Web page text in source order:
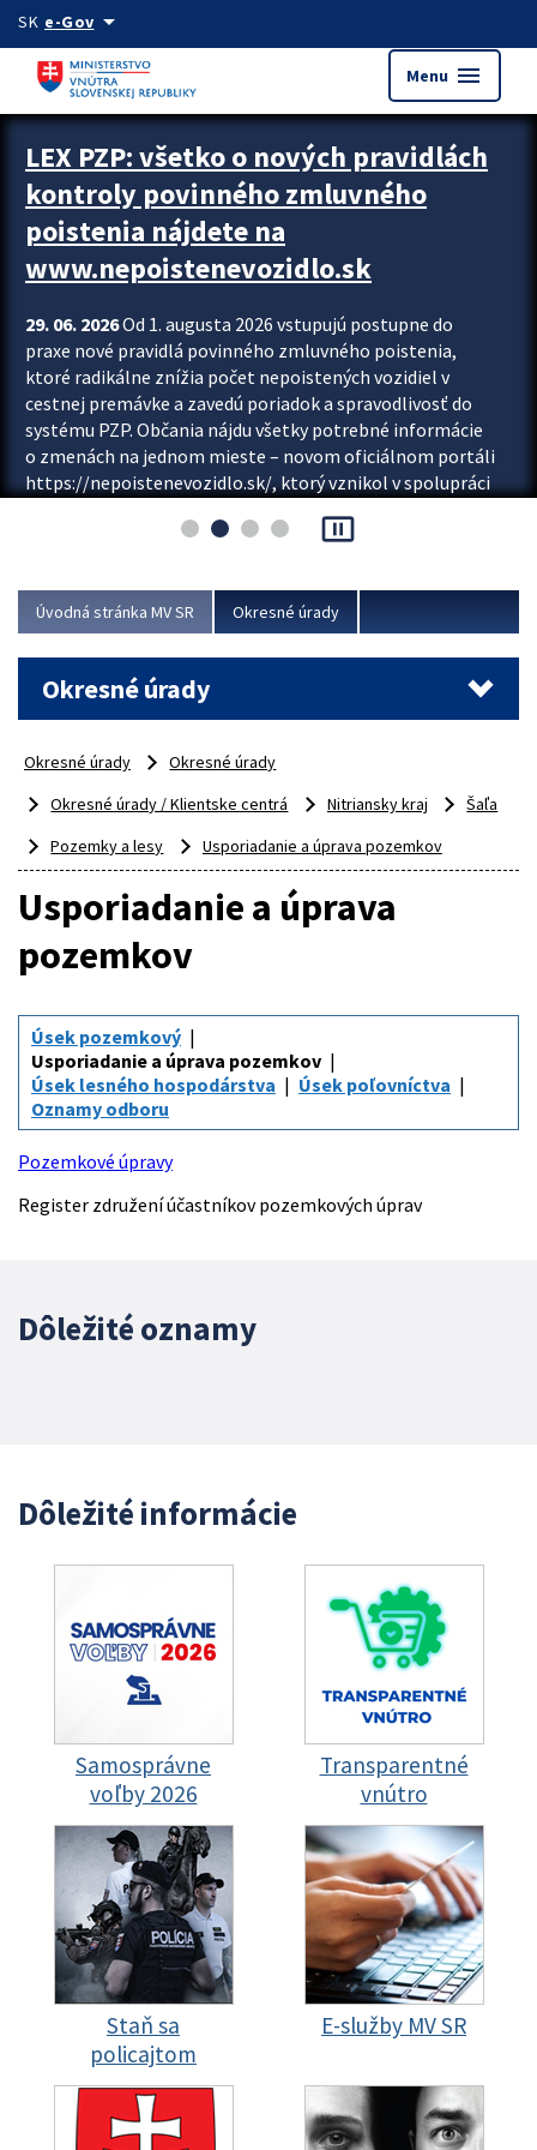
Preskocit na hlavný obsah
SK e-Govarrow_drop_down
Menu menu
Zastavit automatický posun upútavok
LEX PZP: všetko o nových pravidlách
kontroly povinného zmluvného
poistenia nájdete na
www.nepoistenevozidlo.sk
29. 06. 2026Od 1. augusta 2026 vstupujú postupne do
praxe nové pravidlá povinného zmluvného poistenia,
ktoré radikálne znížia počet nepoistených vozidiel v
cestnej premávke a zavedú poriadok a spravodlivosť do
systému PZP. Občania nájdu všetky potrebné informácie
o zmenách na jednom mieste – novom oficiálnom portáli
https://nepoistenevozidlo.sk/, ktorý vznikol v spolupráci
asociácie poisťovní (SLASPO) a Ministerstva vnútra SR.
Viac
pause_presentation
Úvodná stránka MV SR Okresné úrady
Okresné úrady
Okresné úrady
Okresné úrady
Okresné úrady / Klientske centrá
Nitriansky kraj
Šaľa
Pozemky a lesy
Usporiadanie a úprava pozemkov
Usporiadanie a úprava
pozemkov
Úsek pozemkový
Usporiadanie a úprava pozemkov
Úsek lesného hospodárstva
Úsek poľovníctva
Oznamy odboru
Pozemkové úpravy
Register združení účastníkov pozemkových úprav
Dôležité oznamy
Dôležité informácie
Samosprávne
voľby 2026
Transparentné
vnútro
Staň sa
policajtom
E-služby MV SR